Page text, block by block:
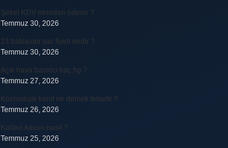
Şirket KDV nereden ödenir ?
Temmuz 30, 2026
23 baklavalı sac fiyatı nedir ?
Temmuz 30, 2026
Açık hava basıncı kaç hg ?
Temmuz 27, 2026
Kozmolojik kanıt ne demek felsefe ?
Temmuz 26, 2026
Kallavi kavun nasıl ?
Temmuz 25, 2026